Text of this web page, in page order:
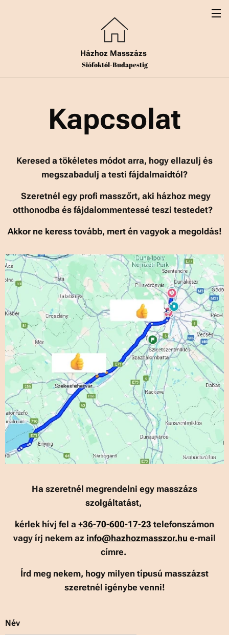
Házhoz Masszázs
Siófoktól-Budapestig
Kapcsolat
Keresed a tökéletes módot arra, hogy ellazulj és
megszabadulj a testi fájdalmaidtól?
Szeretnél egy profi masszőrt, aki házhoz megy
otthonodba és fájdalommentessé teszi testedet?
Akkor ne keress tovább, mert én vagyok a megoldás!
Ha szeretnél megrendelni egy masszázs
szolgáltatást,
kérlek hívj fel a +36-70-600-17-23 telefonszámon
vagy írj nekem az info@hazhozmasszor.hu e-mail
címre.
Írd meg nekem, hogy milyen típusú masszázst
szeretnél igénybe venni!
Név